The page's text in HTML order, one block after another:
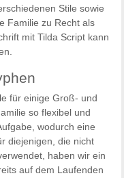
Stile sowie
Familie zu Recht als
mit Tilda Script kann
für einige Groß- und
so flexibel und
wodurch eine
diejenigen, die nicht
haben wir ein
auf dem Laufenden